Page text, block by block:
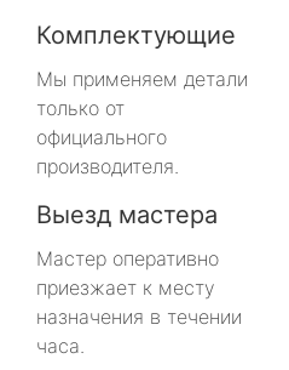
Комплектующие
Мы применяем детали
только от
официального
производителя.
Выезд мастера
Мастер оперативно
приезжает к месту
назначения в течении
часа.